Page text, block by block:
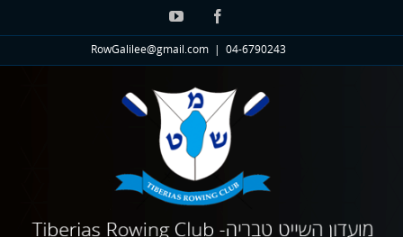
לתוכן
Facebook
YouTube
04-6790243
RowGalilee@gmail.com